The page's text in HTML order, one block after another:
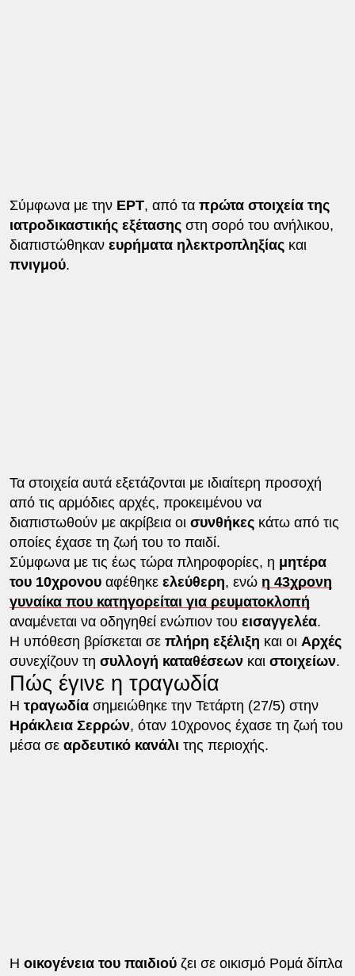
Σύμφωνα με την ΕΡΤ, από ταπρώτα στοιχεία της
ιατροδικαστικής εξέτασης στη σορό του ανήλικου,
διαπιστώθηκαν ευρήματα ηλεκτροπληξίαςκαι
πνιγμού.
Τα στοιχεία αυτά εξετάζονται με ιδιαίτερη προσοχή
από τις αρμόδιες αρχές, προκειμένου να
διαπιστωθούν με ακρίβεια οι συνθήκες κάτω από τις
οποίες έχασε τη ζωή του το παιδί.
Σύμφωνα με τις έως τώρα πληροφορίες, η μητέρα
του 10χρονουαφέθηκε ελεύθερη, ενώ η 43χρονη
γυναίκα που κατηγορείται για ρευματοκλοπή
αναμένεται να οδηγηθεί ενώπιον του εισαγγελέα.
Η υπόθεση βρίσκεται σε πλήρη εξέλιξη και οι Αρχές
συνεχίζουν τη συλλογή καταθέσεων και στοιχείων.
Πώς έγινε η τραγωδία
Η τραγωδία σημειώθηκε την Τετάρτη (27/5) στην
Ηράκλεια Σερρών, όταν 10χρονος έχασε τη ζωή του
μέσα σε αρδευτικό κανάλι της περιοχής.
Η οικογένεια του παιδιούζει σε οικισμό Ρομά δίπλα